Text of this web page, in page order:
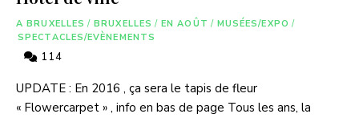
A BRUXELLES / BRUXELLES / EN AOÛT / MUSÉES/EXPO /
SPECTACLES/EVÈNEMENTS
114
UPDATE : En 2016 , ça sera le tapis de fleur
« Flowercarpet » , info en bas de page Tous les ans, la